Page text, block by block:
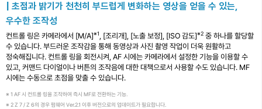
| 초점과 밝기가 천천히 부드럽게 변화하는 영상을 얻을 수 있는,
우수한 조작성
컨트롤 링은 카메라에서 [M/A]※1, [조리개], [노출 보정], [ISO 감도]※2 중 하나를 할당할
수 있습니다. 부드러운 조작감을 통해 동영상과 사진 촬영 작업이 더욱 원활하고
정숙해집니다. 컨트롤 링을 회전시켜, AF 시에는 카메라에서 설정한 기능을 이용할 수
있고, 커맨드 다이얼이나 버튼의 조작음에 대한 대책으로서 사용할 수도 있습니다. MF
시에는 수동으로 초점을 맞출 수 있습니다.
※ 1 AF 시 컨트롤 링을 조작하여 즉시 MF로 전환하는 기능.
※ 2 Z 7 / Z 6의 경우 펌웨어 Ver.2.1 이후 버전으로의 업데이트가 필요합니다.